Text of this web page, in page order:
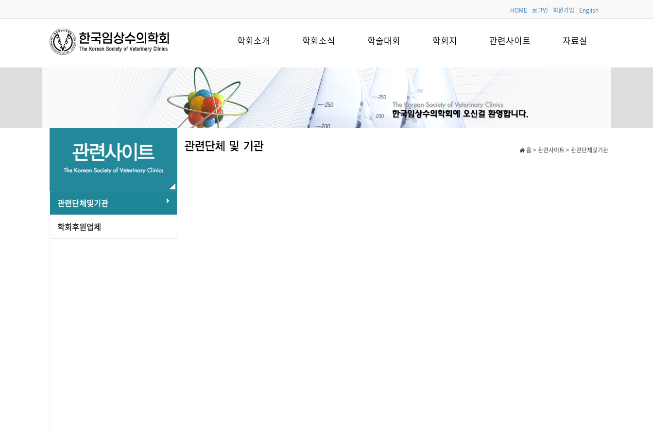
HOME 로그인 회원가입 English
학회소개 학회소식 학술대회 학회지 관련사이트 자료실
관련단체및기관
학회후원업체
홈 > 관련사이트 > 관련단체및기관